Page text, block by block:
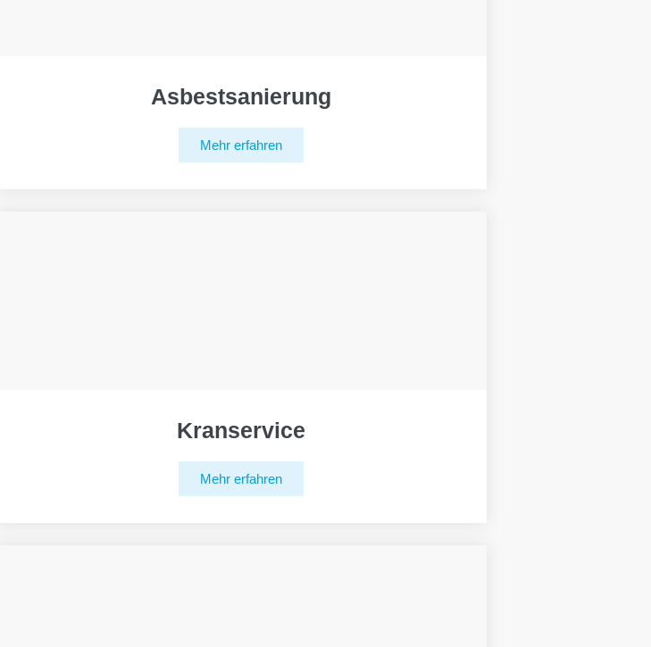
Asbestsanierung
Mehr erfahren
Kranservice
Mehr erfahren